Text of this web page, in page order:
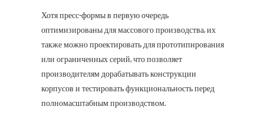
Хотя пресс-формы в первую очередь
оптимизированы для массового производства, их
также можно проектировать для прототипирования
или ограниченных серий, что позволяет
производителям дорабатывать конструкции
корпусов и тестировать функциональность перед
полномасштабным производством.